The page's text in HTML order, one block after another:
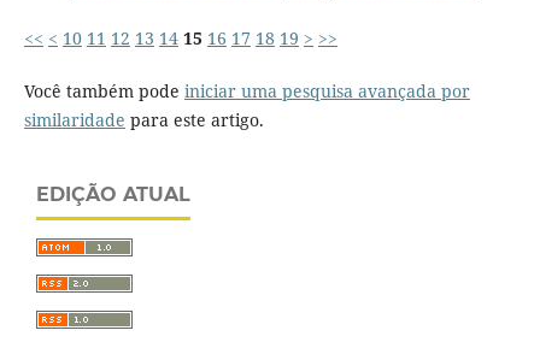
<< < 10 11 12 13 14 15 16 17 18 19 > >>
Você também pode iniciar uma pesquisa avançada por
similaridade para este artigo.
EDIÇÃO ATUAL